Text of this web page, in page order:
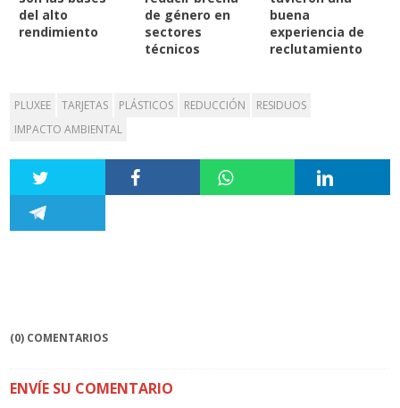
del alto
rendimiento
de género en
sectores
técnicos
buena
experiencia de
reclutamiento
PLUXEE TARJETAS PLÁSTICOS REDUCCIÓN
RESIDUOS
IMPACTO AMBIENTAL
(0) COMENTARIOS
ENVÍE SU COMENTARIO